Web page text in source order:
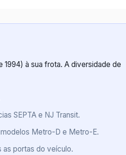
1994) à sua frota. A diversidade de
SEPTA e NJ Transit.
Metro-D e Metro-E.
as portas do veículo.